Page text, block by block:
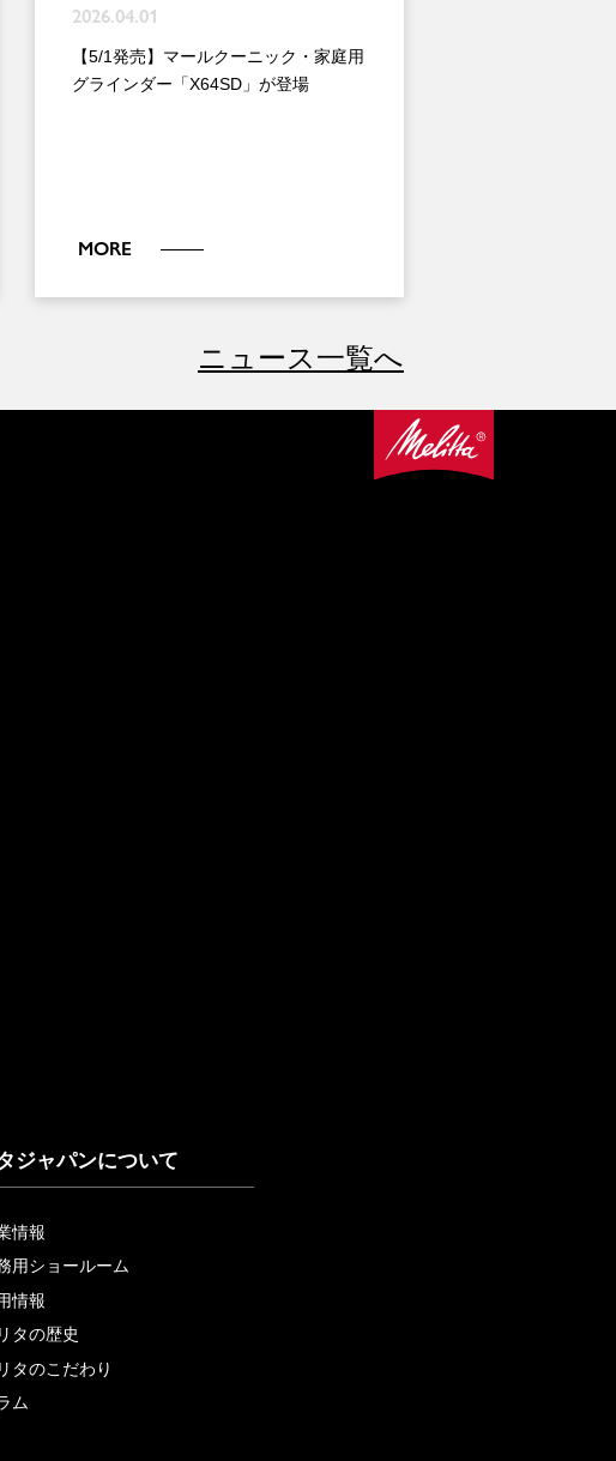
2026.04.01
【5/1発売】マールクーニック・家庭用
グラインダー「X64SD」が登場
MORE
ニュース一覧へ
ジャパンについて
情報
用ショールーム
情報
タの歴史
タのこだわり
ム